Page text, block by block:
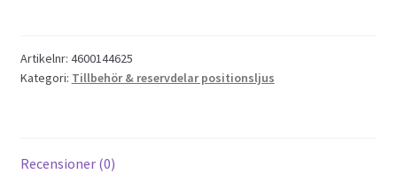
Artikelnr: 4600144625
Kategori: Tillbehör & reservdelar positionsljus
Recensioner (0)